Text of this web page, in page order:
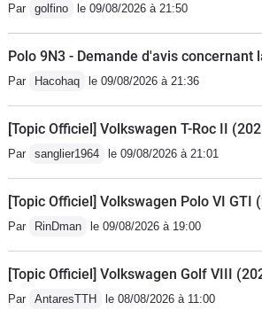
Par golfino le 09/08/2026 à 21:50
Polo 9N3 - Demande d'avis concernant
Par Hacohaq le 09/08/2026 à 21:36
[Topic Officiel] Volkswagen T-Roc II
Par sanglier1964 le 09/08/2026 à 21:01
[Topic Officiel] Volkswagen Polo VI GTI
Par RinDman le 09/08/2026 à 19:00
[Topic Officiel] Volkswagen Golf VIII
Par AntaresTTH le 08/08/2026 à 11:00